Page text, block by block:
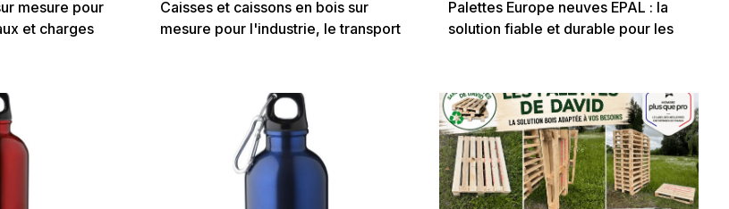
mesure pour
et charges
Caisses et caissons en bois sur
mesure pour l'industrie, le transport
Palettes Europe neuves EPAL : la
solution fiable et durable pour les